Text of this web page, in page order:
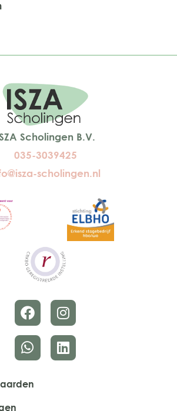
Scholingen B.V.
035-3039425
scholingen.nl